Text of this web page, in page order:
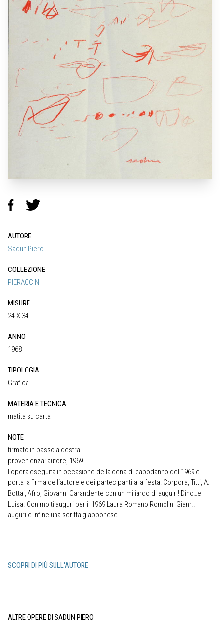
AUTORE
Sadun Piero
COLLEZIONE
PIERACCINI
MISURE
24 X 34
ANNO
1968
TIPOLOGIA
Grafica
MATERIA E TECNICA
matita su carta
NOTE
firmato in basso a destra
provenienza: autore, 1969
l‘opera eseguita in occasione della cena di capodanno del 1969 e
porta la firma dell‘autore e dei partecipanti alla festa: Corpora, Titti, A.
Bottai, Afro, Giovanni Carandente con un miliardo di auguiri! Dino…e
Luisa. Con molti auguri per il 1969 Laura Romano Romolini Gianr…
auguri-e infine una scritta giapponese
SCOPRI DI PIÙ SULL'AUTORE
ALTRE OPERE DI SADUN PIERO